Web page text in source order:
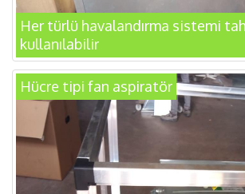
Her türlü havalandırma sistemi
kullanılabilir
Hücre tipi fan aspiratör